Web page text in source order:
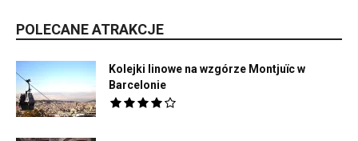
POLECANE ATRAKCJE
Kolejki linowe na wzgórze Montjuïc w
Barcelonie